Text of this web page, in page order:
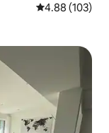
평점 4.88점(5
4.88 (103)